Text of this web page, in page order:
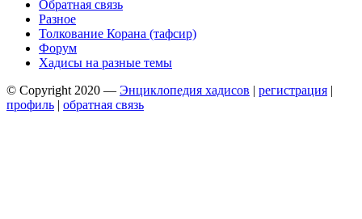
Обратная связь
Разное
Толкование Корана (тафсир)
Форум
Хадисы на разные темы
© Copyright 2020 — Энциклопедия хадисов | регистрация |
профиль | обратная связь